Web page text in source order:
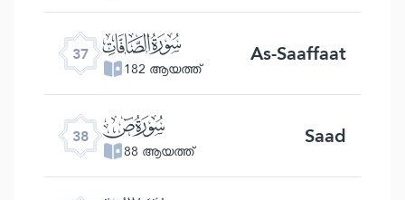
37 ﮱ
182 ആയത്ത് As-Saaffaat
38 ﯓ
88 ആയത്ത് Saad